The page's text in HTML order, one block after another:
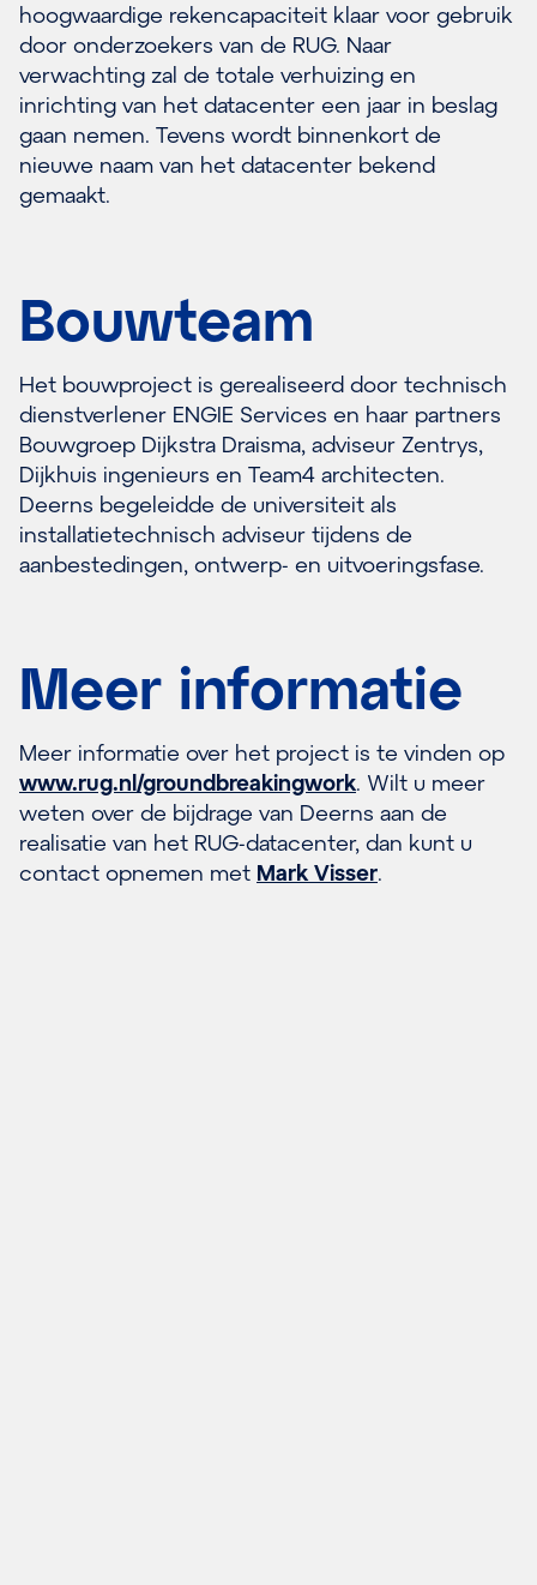
hoogwaardige rekencapaciteit klaar voor gebruik
door onderzoekers van de RUG. Naar
verwachting zal de totale verhuizing en
inrichting van het datacenter een jaar in beslag
gaan nemen. Tevens wordt binnenkort de
nieuwe naam van het datacenter bekend
gemaakt.
Bouwteam
Het bouwproject is gerealiseerd door technisch
dienstverlener ENGIE Services en haar partners
Bouwgroep Dijkstra Draisma, adviseur Zentrys,
Dijkhuis ingenieurs en Team4 architecten.
Deerns begeleidde de universiteit als
installatietechnisch adviseur tijdens de
aanbestedingen, ontwerp- en uitvoeringsfase.
Meer informatie
Meer informatie over het project is te vinden op
www.rug.nl/groundbreakingwork. Wilt u meer
weten over de bijdrage van Deerns aan de
realisatie van het RUG-datacenter, dan kunt u
contact opnemen met Mark Visser.